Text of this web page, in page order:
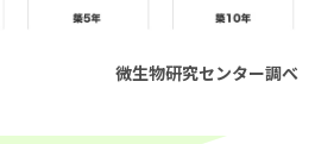
微生物研究センター調べ